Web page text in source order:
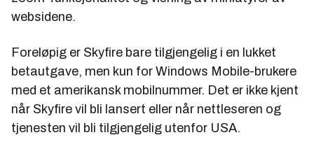
websidene.
Foreløpig er Skyfire bare tilgjengelig i en lukket
betautgave, men kun for Windows Mobile-brukere
med et amerikansk mobilnummer. Det er ikke kjent
når Skyfire vil bli lansert eller når nettleseren og
tjenesten vil bli tilgjengelig utenfor USA.